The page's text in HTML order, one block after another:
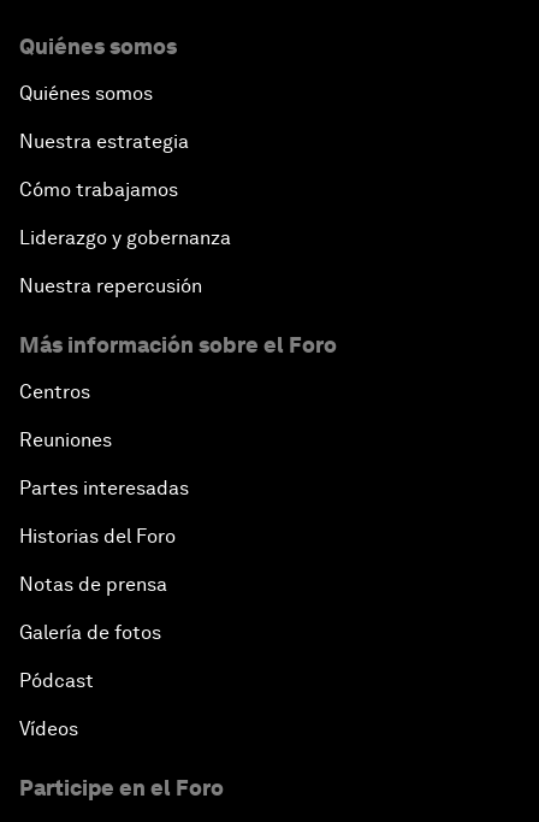
Quiénes somos
Quiénes somos
Nuestra estrategia
Cómo trabajamos
Liderazgo y gobernanza
Nuestra repercusión
Más información sobre el Foro
Centros
Reuniones
Partes interesadas
Historias del Foro
Notas de prensa
Galería de fotos
Pódcast
Vídeos
Participe en el Foro